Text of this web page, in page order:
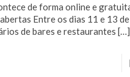
de forma online e
Entre os dias 11 e 13
de bares e restaurantes […]